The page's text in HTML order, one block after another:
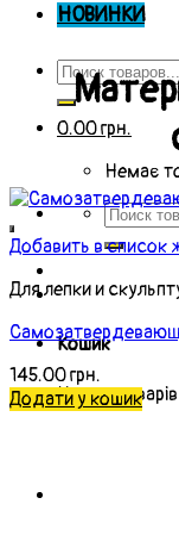
НОВИНКИ
0.00грн.
Немає
Кошик
Немає
Добавить в список
Для лепки и
145.00грн.
Додати у кошик